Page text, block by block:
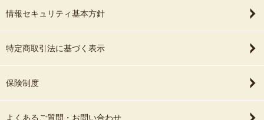
情報セキュリティ基本方針
特定商取引法に基づく表示
保険制度
よくあるご質問・お問い合わせ